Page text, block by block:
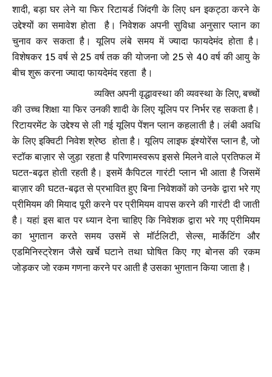
शादी, बड़ा घर लेने या फिर रिटायर्ड जिंदगी के लिए धन इकट्ठा करने के
उद्देश्यों का समावेश होता है। निवेशक अपनी सुविधा अनुसार प्लान का
चुनाव कर सकता है। यूलिप लंबे समय में ज्यादा फायदेमंद होता है।
विशेषकर 15 वर्ष से 25 वर्ष तक की योजना जो 25 से 40 वर्ष की आयु के
बीच शुरू करना ज्यादा फायदेमंद रहता है।
व्यक्ति अपनी वृद्धावस्था की व्यवस्था के लिए, बच्चों
की उच्च शिक्षा या फिर उनकी शादी के लिए यूलिप पर निर्भर रह सकता है।
रिटायरमेंट के उद्देश्य से ली गई यूलिप पेंशन प्लान कहलाती है। लंबी अवधि
के लिए इक्विटी निवेश श्रेष्ठ होता है। यूलिप लाइफ इंश्योरेंस प्लान है, जो
स्टॉक बाज़ार से जुड़ा रहता है परिणामस्वरूप इससे मिलने वाले प्रतिफल में
घटत-बढ़त होती रहती है। इसमें कैपिटल गारंटी प्लान भी आता है जिसमें
बाज़ार की घटत-बढ़त से प्रभावित हुए बिना निवेशकों को उनके द्वारा भरे गए
प्रीमियम की मियाद पूरी करने पर प्रीमियम वापस करने की गारंटी दी जाती
है। यहां इस बात पर ध्यान देना चाहिए कि निवेशक द्वारा भरे गए प्रीमियम
का भुगतान करते समय उसमें से मॉर्टलिटी, सेल्स, मार्केटिंग और
एडमिनिस्ट्रेशन जैसे खर्चे घटाने तथा घोषित किए गए बोनस की रकम
जोड़कर जो रकम गणना करने पर आती है उसका भुगतान किया जाता है।